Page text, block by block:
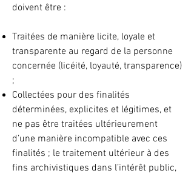
doivent être :
Traitées de manière licite, loyale et
transparente au regard de la personne
concernée (licéité, loyauté, transparence)
;
Collectées pour des finalités
déterminées, explicites et légitimes, et
ne pas être traitées ultérieurement
d’une manière incompatible avec ces
finalités ; le traitement ultérieur à des
fins archivistiques dans l’intérêt public,